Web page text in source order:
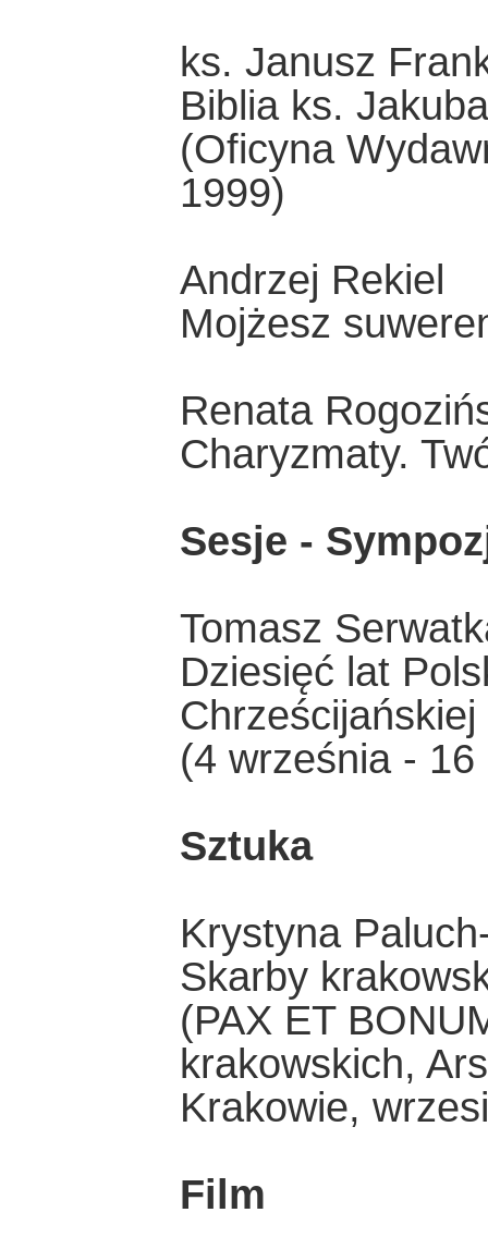
ks. Janusz
Biblia ks.
(Oficyna
1999)
Andrzej Rekiel
Mojżesz
Renata
Charyzmaty.
Sesje -
Tomasz
Dziesięć lat
Chrześcijańskiej
(4 września -
Sztuka
Krystyna
Skarby
(PAX ET
krakowskich,
Krakowie,
Film